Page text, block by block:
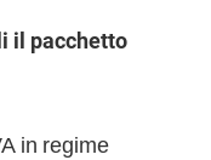
il pacchetto
in regime